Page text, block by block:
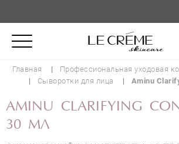
Главная
Профессиональная уходовая
Сыворотки для лица
Aminu
AMINU CLARIFYING
30 МЛ